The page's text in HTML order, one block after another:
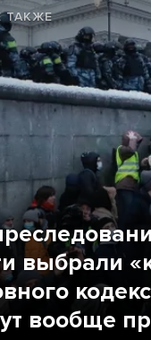
ТАКЖЕ
выбрали
вообще